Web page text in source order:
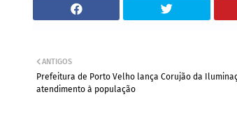
ANTIGOS
Prefeitura de Porto Velho lança Corujão da
atendimento à população